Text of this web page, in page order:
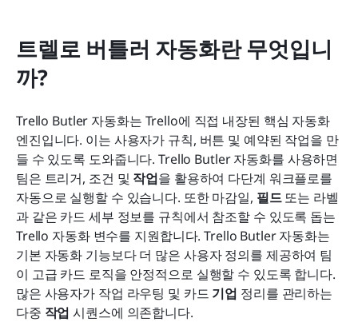
트렐로 버틀러 자동화란 무엇입니
까?
Trello Butler 자동화는 Trello에 직접 내장된 핵심 자동화
엔진입니다. 이는 사용자가 규칙, 버튼 및 예약된 작업을 만
들 수 있도록 도와줍니다. Trello Butler 자동화를 사용하면
팀은 트리거, 조건 및 작업을 활용하여 다단계 워크플로를
자동으로 실행할 수 있습니다. 또한 마감일, 필드 또는 라벨
과 같은 카드 세부 정보를 규칙에서 참조할 수 있도록 돕는
Trello 자동화 변수를 지원합니다. Trello Butler 자동화는
기본 자동화 기능보다 더 많은 사용자 정의를 제공하여 팀
이 고급 카드 로직을 안정적으로 실행할 수 있도록 합니다.
많은 사용자가 작업 라우팅 및 카드 기업 정리를 관리하는
다중 작업 시퀀스에 의존합니다.